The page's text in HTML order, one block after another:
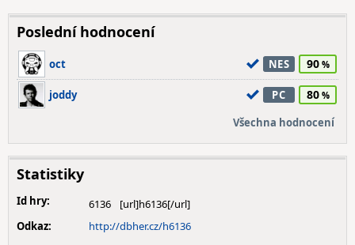
Poslední hodnocení
oct NES 90
joddy PC 80
Všechna hodnocení
Statistiky
Id hry:
6136
Odkaz:
http://dbher.cz/h6136